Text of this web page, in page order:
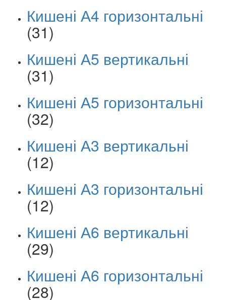
Кишені А4 горизонтальні
(31)
Кишені А5 вертикальні
(31)
Кишені А5 горизонтальні
(32)
Кишені А3 вертикальні
(12)
Кишені А3 горизонтальні
(12)
Кишені А6 вертикальні
(29)
Кишені А6 горизонтальні
(28)